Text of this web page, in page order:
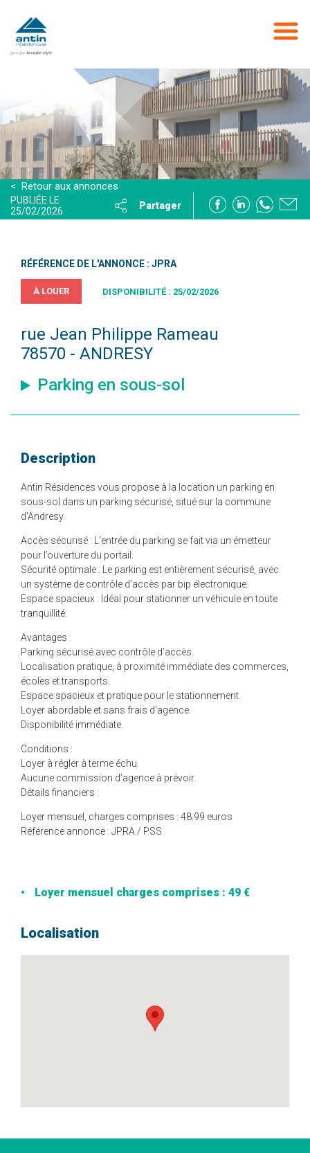
contenu
principal
< Retour aux annonces
PUBLIÉE LE
25/02/2026
Partager
RÉFÉRENCE DE L'ANNONCE : JPRA
À LOUER DISPONIBILITÉ : 25/02/2026
rue Jean Philippe Rameau
78570 - ANDRESY
Parking en sous-sol
Description
Antin Résidences vous propose à la location un parking en
sous-sol dans un parking sécurisé, situé sur la commune
d'Andresy.
Accès sécurisé : L'entrée du parking se fait via un émetteur
pour l’ouverture du portail.
Sécurité optimale : Le parking est entièrement sécurisé, avec
un système de contrôle d’accès par bip électronique.
Espace spacieux : Idéal pour stationner un véhicule en toute
tranquillité.
Avantages :
Parking sécurisé avec contrôle d’accès.
Localisation pratique, à proximité immédiate des commerces,
écoles et transports.
Espace spacieux et pratique pour le stationnement.
Loyer abordable et sans frais d'agence.
Disponibilité immédiate.
Conditions :
Loyer à régler à terme échu.
Aucune commission d’agence à prévoir.
Détails financiers :
Loyer mensuel, charges comprises : 48.99 euros
Référence annonce : JPRA / PSS
Loyer mensuel charges comprises : 49 €
Localisation